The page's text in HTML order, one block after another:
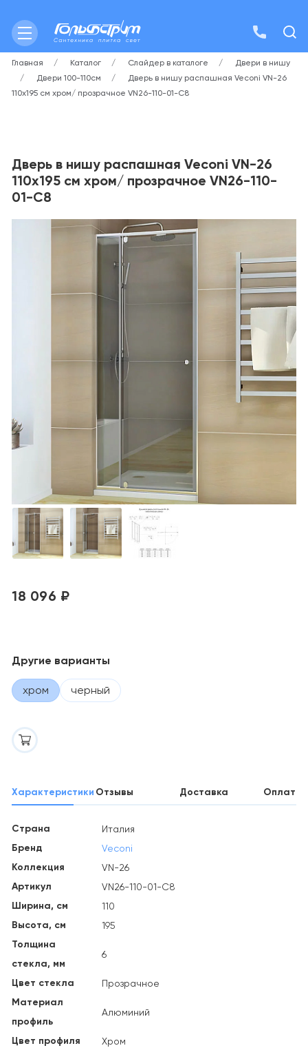
Главная Каталог Слайдер в каталоге
Двери в нишу
Двери 100-110см
Дверь в нишу распашная Veconi VN-26
110х195 см хром/ прозрачное VN26-110-01-C8
Дверь в нишу распашная Veconi VN-26
110х195 см хром/ прозрачное VN26-110-
01-C8
18 096 ₽
Другие варианты
хром черный
Характеристики Отзывы Доставка Оплата
Страна Италия
Бренд Veconi
Коллекция VN-26
Артикул VN26-110-01-C8
Ширина, см 110
Высота, см 195
Толщина
стекла, мм
6
Цвет стекла Прозрачное
Материал
профиль
Алюминий
Цвет профиля Хром